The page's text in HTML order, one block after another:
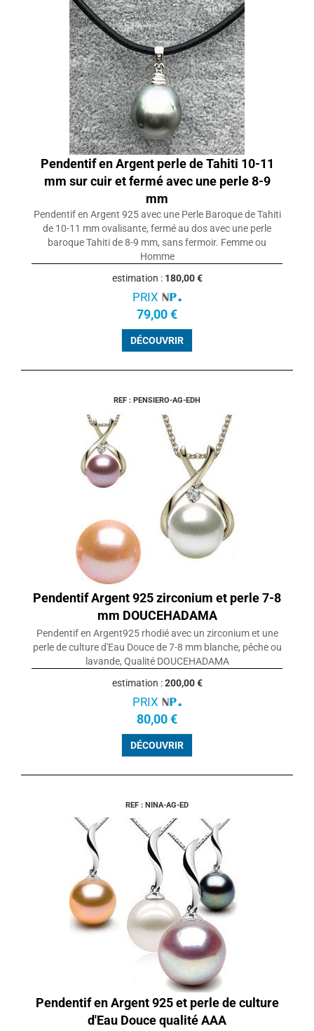
Pendentif en Argent perle de Tahiti 10-11
mm sur cuir et fermé avec une perle 8-9
mm
Pendentif en Argent 925 avec une Perle Baroque de Tahiti
de 10-11 mm ovalisante, fermé au dos avec une perle
baroque Tahiti de 8-9 mm, sans fermoir. Femme ou
Homme
estimation : 180,00 €
PRIX
79,00 €
DÉCOUVRIR
REF : PENSIERO-AG-EDH
Pendentif Argent 925 zirconium et perle 7-8
mm DOUCEHADAMA
Pendentif en Argent925 rhodié avec un zirconium et une
perle de culture d'Eau Douce de 7-8 mm blanche, pêche ou
lavande, Qualité DOUCEHADAMA
estimation :200,00 €
PRIX
80,00 €
DÉCOUVRIR
REF : NINA-AG-ED
Pendentif en Argent 925 et perle de culture
d'Eau Douce qualité AAA